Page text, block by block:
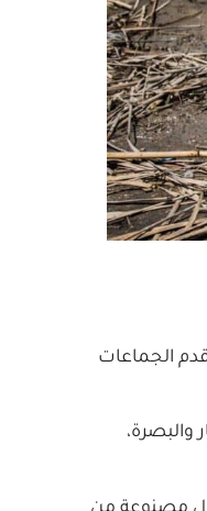
الجماعات